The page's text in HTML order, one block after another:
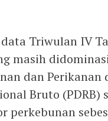
Triwulan IV
masih
dan
Bruto (PDRB)
perkebunan